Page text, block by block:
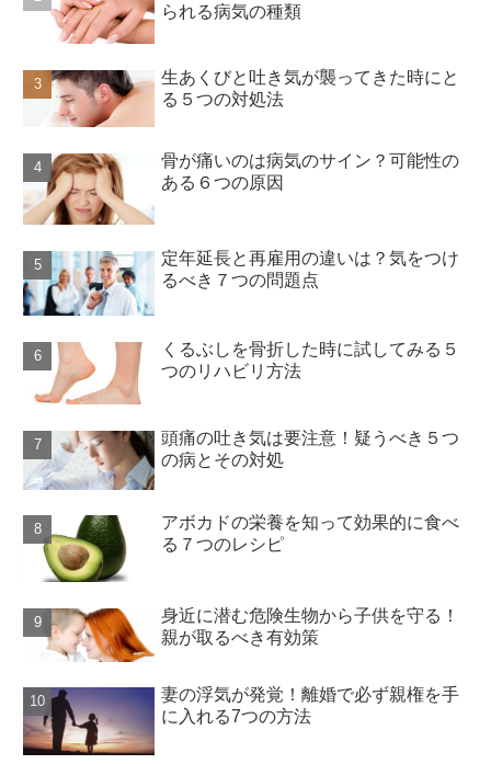
られる病気の種類
生あくびと吐き気が襲ってきた時にと
る５つの対処法
骨が痛いのは病気のサイン？可能性の
ある６つの原因
定年延長と再雇用の違いは？気をつけ
るべき７つの問題点
くるぶしを骨折した時に試してみる５
つのリハビリ方法
頭痛の吐き気は要注意！疑うべき５つ
の病とその対処
アボカドの栄養を知って効果的に食べ
る７つのレシピ
身近に潜む危険生物から子供を守る！
親が取るべき有効策
妻の浮気が発覚！離婚で必ず親権を手
に入れる7つの方法